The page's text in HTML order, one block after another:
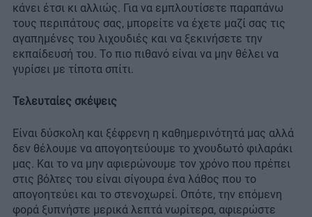
κάνει έτσι κι αλλιώς. Για να εμπλουτίσετε παραπάνω
τους περιπάτους σας, μπορείτε να έχετε μαζί σας τις
αγαπημένες του λιχουδιές και να ξεκινήσετε την
εκπαίδευσή του. Το πιο πιθανό είναι να μην θέλει να
γυρίσει με τίποτα σπίτι.
Τελευταίες σκέψεις
Είναι δύσκολη και ξέφρενη η καθημερινότητά μας αλλά
δεν θέλουμε να απογοητεύουμε το χνουδωτό φιλαράκι
μας. Και το να μην αφιερώνουμε τον χρόνο που πρέπει
στις βόλτες του είναι σίγουρα ένα λάθος που το
απογοητεύει και το στενοχωρεί. Οπότε, την επόμενη
φορά ξυπνήστε μερικά λεπτά νωρίτερα, αφιερώστε